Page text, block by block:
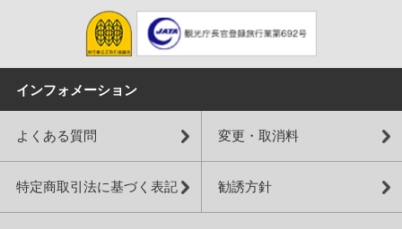
インフォメーション
よくある質問 変更・取消料
特定商取引法に基づく表記 勧誘方針